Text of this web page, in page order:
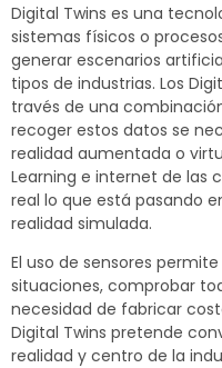
Digital Twins es una
sistemas físicos o
generar escenarios
tipos de industrias. Los
través de una
recoger estos datos se
realidad aumentada o
Learning e internet de las
real lo que está pasando
realidad simulada.
El uso de sensores
situaciones, comprobar
necesidad de fabricar
Digital Twins pretende
realidad y centro de la